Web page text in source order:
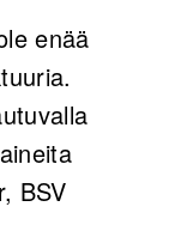
enää
BSV